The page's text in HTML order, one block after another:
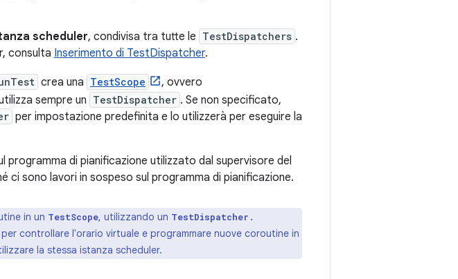
scheduler, condivisa tra tutte le TestDispatchers .
consulta Inserimento di TestDispatcher.
crea una TestScope
, ovvero
sempre un TestDispatcher . Se non specificato,
per impostazione predefinita e lo utilizzerà per eseguire la
programma di pianificazione utilizzato dal supervisore del
ci sono lavori in sospeso sul programma di pianificazione.
in un TestScope, utilizzando un TestDispatcher.
per controllare l'orario virtuale e programmare nuove coroutine in
la stessa istanza scheduler.